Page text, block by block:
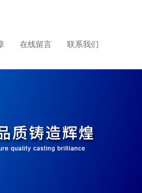
在线留言 联系我们